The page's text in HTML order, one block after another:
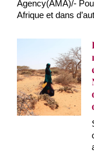
Agency(AMA)/-
Afrique et dans